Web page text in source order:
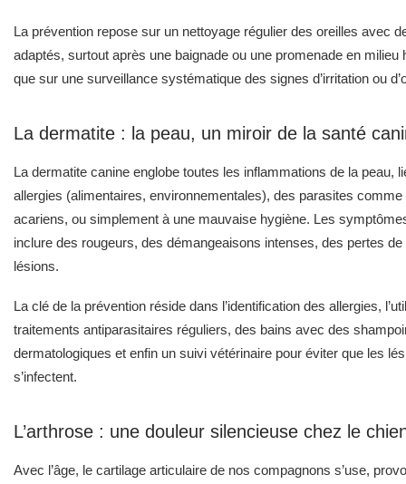
La prévention repose sur un nettoyage régulier des oreilles avec
adaptés, surtout après une baignade ou une promenade en milieu
que sur une surveillance systématique des signes d’irritation ou
La dermatite : la peau, un miroir de la santé
La dermatite canine englobe toutes les inflammations de la peau,
allergies (alimentaires, environnementales), des parasites
acariens, ou simplement à une mauvaise hygiène. Les
inclure des rougeurs, des démangeaisons intenses, des pertes
lésions.
La clé de la prévention réside dans l’identification des allergies,
traitements antiparasitaires réguliers, des bains avec des
dermatologiques et enfin un suivi vétérinaire pour éviter que les
s’infectent.
L’arthrose : une douleur silencieuse chez le
Avec l’âge, le cartilage articulaire de nos compagnons s’use,